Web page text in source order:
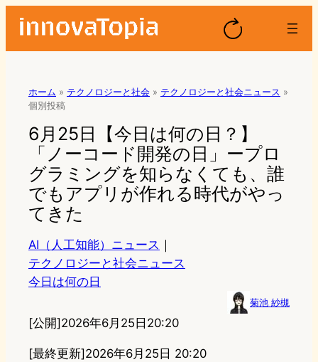
ホーム » テクノロジーと社会 » テクノロジーと社会ニュース »
個別投稿
6月25日【今日は何の日？】
「ノーコード開発の日」ープロ
グラミングを知らなくても、誰
でもアプリが作れる時代がやっ
てきた
AI（人工知能）ニュース ｜
テクノロジーと社会ニュース
今日は何の日
菊池 紗槻
[公開]2026年6月25日20:20
[最終更新]2026年6月25日 20:20